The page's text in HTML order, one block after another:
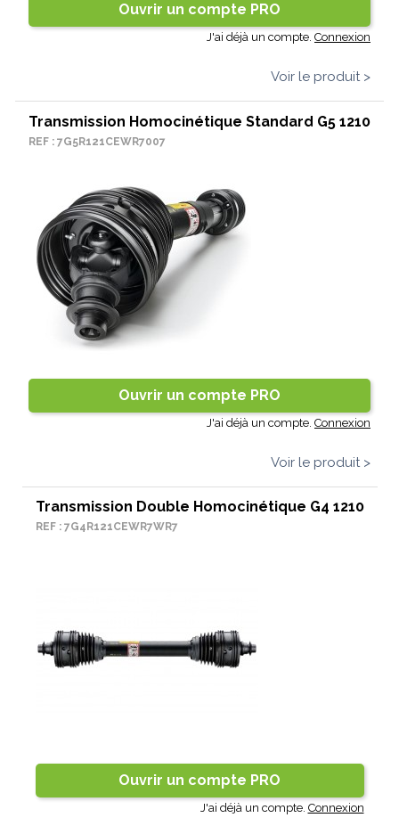
Ouvrir un compte PRO
J'ai déjà un compte. Connexion
Voir le produit >
Transmission Homocinétique Standard G5 1210
REF : 7G5R121CEWR7007
Ouvrir un compte PRO
J'ai déjà un compte. Connexion
Voir le produit >
Transmission Double Homocinétique G4 1210
REF : 7G4R121CEWR7WR7
Ouvrir un compte PRO
J'ai déjà un compte. Connexion